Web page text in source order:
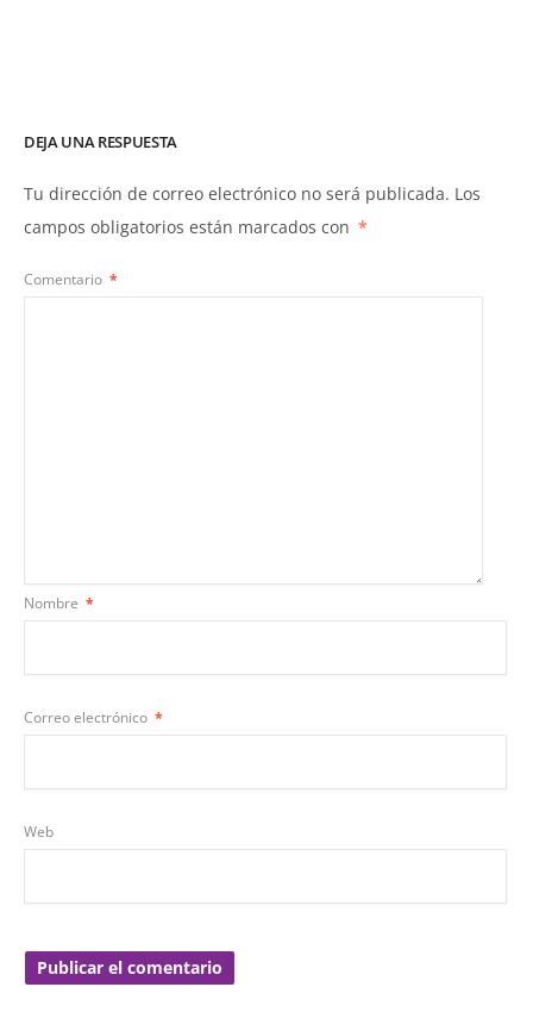
DEJA UNA RESPUESTA
Tu dirección de correo electrónico no será publicada. Los
campos obligatorios están marcados con *
Comentario *
Nombre *
Correo electrónico *
Web